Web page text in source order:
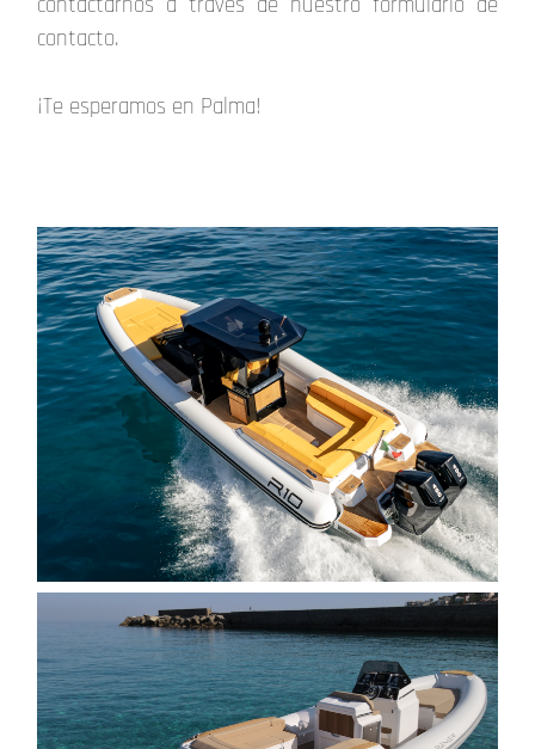
contacto.
¡Te esperamos en Palma!